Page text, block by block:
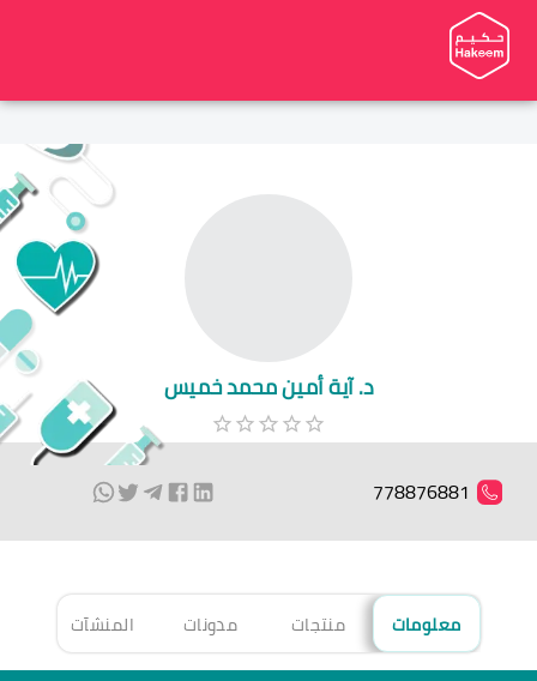
د. آية أمين محمد خميس
778876881
معلومات منتجات مدونات المنشآت